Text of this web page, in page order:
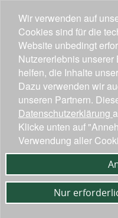
Wir verwenden auf
Cookies sind für die
Website unbedingt
Nutzererlebnis
helfen, die Inhalte
Dazu verwenden wir
unseren Partnern.
Datenschutzerklärung
Klicke unten auf
Verwendung aller
Nur